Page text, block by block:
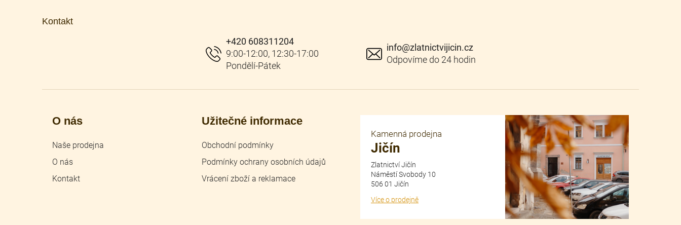
Kontakt
info@zlatnictvijicin.cz
+420 608311204
O nás
Naše prodejna
O nás
Kontakt
Užitečné informace
Obchodní podmínky
Podmínky ochrany osobních údajů
Vrácení zboží a reklamace
Kamenná prodejna
Jičín
Zlatnictví Jičín
Náměstí Svobody 10
506 01 Jičín
Více o prodejně